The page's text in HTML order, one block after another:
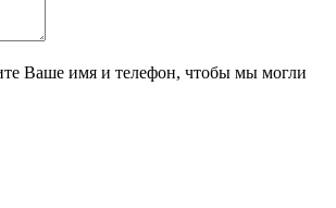
Ваше имя и телефон, чтобы мы могли